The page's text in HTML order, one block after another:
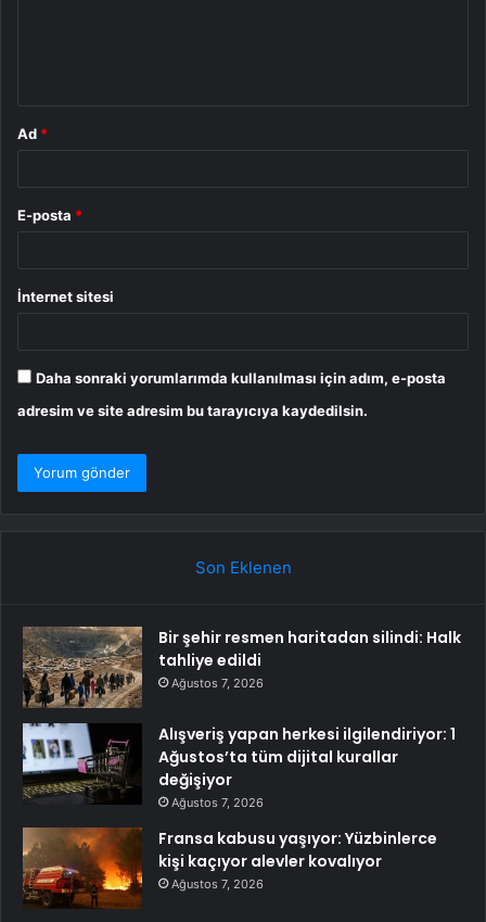
Ad *
E-posta *
İnternet sitesi
Daha sonraki yorumlarımda kullanılması için adım, e-posta
adresim ve site adresim bu tarayıcıya kaydedilsin.
Son Eklenen
Bir şehir resmen haritadan silindi: Halk
tahliye edildi
Ağustos 7, 2026
Alışveriş yapan herkesi ilgilendiriyor: 1
Ağustos’ta tüm dijital kurallar
değişiyor
Ağustos 7, 2026
Fransa kabusu yaşıyor: Yüzbinlerce
kişi kaçıyor alevler kovalıyor
Ağustos 7, 2026